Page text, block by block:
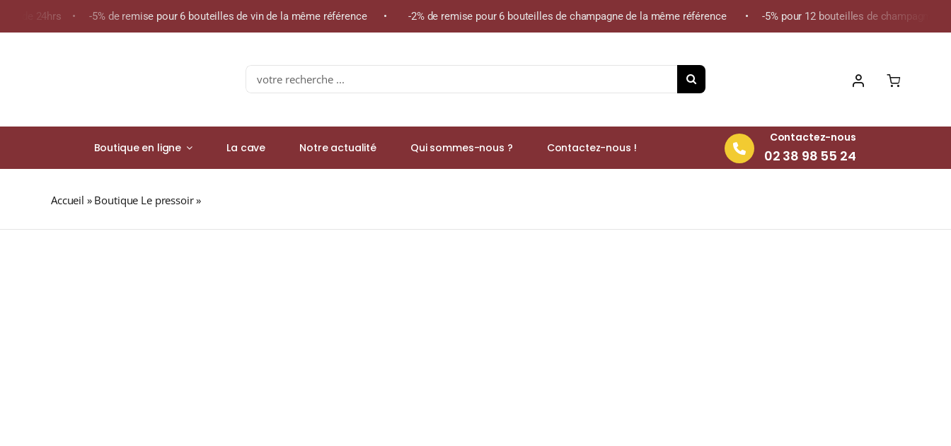
24hrs • -5% de remise pour 6 bouteilles de vin de la même référence • -2% de remise pour 6 bouteilles de champagne de la même référence • -5% pour 12 bouteilles de champagne de la
Search
for:
Boutique en ligne La cave Notre actualité Qui sommes-nous ? Contactez-nous !
Contactez-nous
02 38 98 55 24
Accueil » Boutique Le pressoir»